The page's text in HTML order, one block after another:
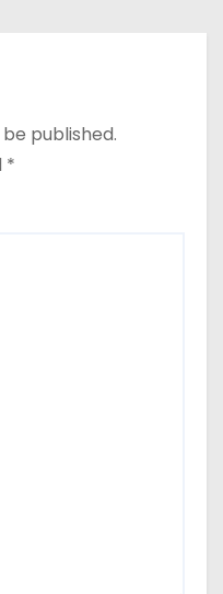
published.
*